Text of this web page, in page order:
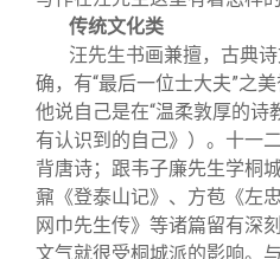
传统文化类
汪先生书画兼擅，古典
确，有“最后一位士大夫”之
他说自己是在“温柔敦厚的诗
有认识到的自己》）。十一
背唐诗；跟韦子廉先生学桐
鼐《登泰山记》、方苞《左
网巾先生传》等诸篇留有深
文气就很受桐城派的影响。